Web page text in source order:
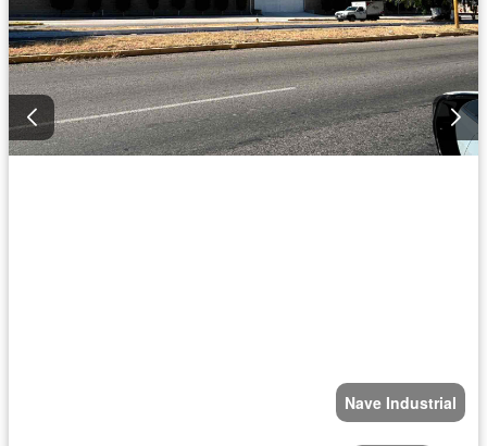
Nave Industrial